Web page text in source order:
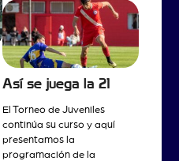
Así se juega la 21
El Torneo de Juveniles
continúa su curso y aquí
presentamos la
programación de la